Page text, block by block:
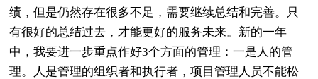
绩，但是仍然存在很多不足，需要继续总结和完善。只
有很好的总结过去，才能更好的服务未来。新的一年
中，我要进一步重点作好3个方面的管理：一是人的管
理。人是管理的组织者和执行者，项目管理人员不能松